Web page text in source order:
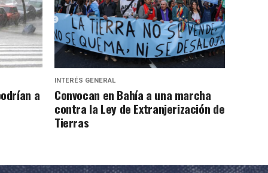
a
INTERÉS GENERAL
Convocan en Bahía a una marcha
contra la Ley de Extranjerización de
Tierras